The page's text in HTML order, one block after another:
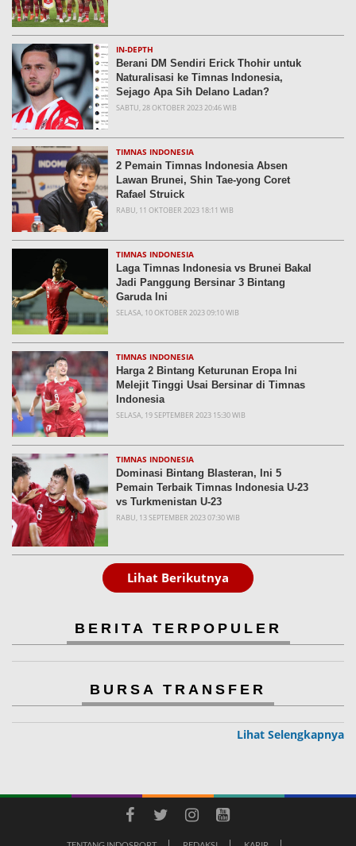
IN-DEPTH
Berani DM Sendiri Erick Thohir untuk
Naturalisasi ke Timnas Indonesia,
Sejago Apa Sih Delano Ladan?
SABTU, 28 OKTOBER 2023 20:46 WIB
TIMNAS INDONESIA
2 Pemain Timnas Indonesia Absen
Lawan Brunei, Shin Tae-yong Coret
Rafael Struick
RABU, 11 OKTOBER 2023 18:11 WIB
TIMNAS INDONESIA
Laga Timnas Indonesia vs Brunei Bakal
Jadi Panggung Bersinar 3 Bintang
Garuda Ini
SELASA, 10 OKTOBER 2023 09:10 WIB
TIMNAS INDONESIA
Harga 2 Bintang Keturunan Eropa Ini
Melejit Tinggi Usai Bersinar di Timnas
Indonesia
SELASA, 19 SEPTEMBER 2023 15:30 WIB
TIMNAS INDONESIA
Dominasi Bintang Blasteran, Ini 5
Pemain Terbaik Timnas Indonesia U-23
vs Turkmenistan U-23
RABU, 13 SEPTEMBER 2023 07:30 WIB
Lihat Berikutnya
BERITA TERPOPULER
BURSA TRANSFER
Lihat Selengkapnya